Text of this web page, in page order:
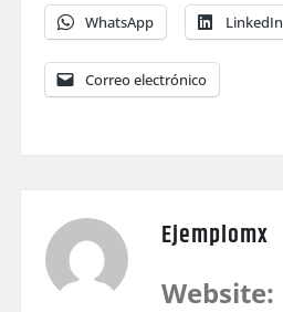
WhatsApp LinkedIn
Correo electrónico
Ejemplomx
Website: